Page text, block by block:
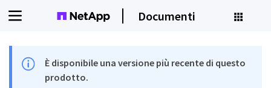
Documenti
È disponibile una versione più recente di questo
prodotto.